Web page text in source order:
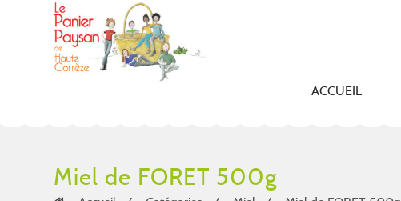
ACCUEIL
Miel de FORET 500g